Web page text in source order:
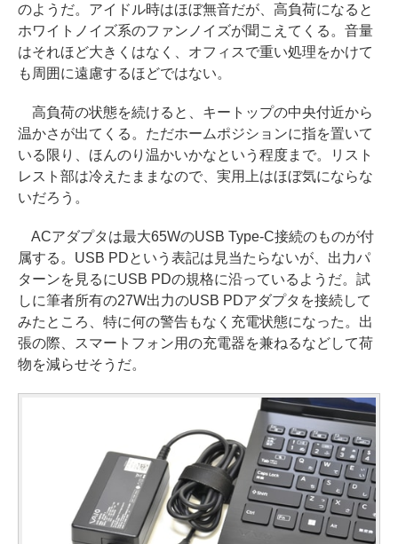
のようだ。アイドル時はほぼ無音だが、高負荷になると
ホワイトノイズ系のファンノイズが聞こえてくる。音量
はそれほど大きくはなく、オフィスで重い処理をかけて
も周囲に遠慮するほどではない。
高負荷の状態を続けると、キートップの中央付近から
温かさが出てくる。ただホームポジションに指を置いて
いる限り、ほんのり温かいかなという程度まで。リスト
レスト部は冷えたままなので、実用上はほぼ気にならな
いだろう。
ACアダプタは最大65WのUSB Type-C接続のものが付
属する。USB PDという表記は見当たらないが、出力パ
ターンを見るにUSB PDの規格に沿っているようだ。試
しに筆者所有の27W出力のUSB PDアダプタを接続して
みたところ、特に何の警告もなく充電状態になった。出
張の際、スマートフォン用の充電器を兼ねるなどして荷
物を減らせそうだ。